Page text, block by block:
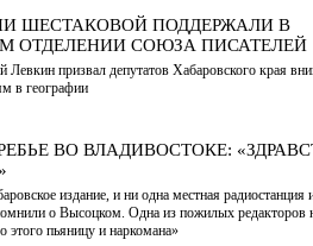
ШЕСТАКОВОЙ ПОДДЕРЖАЛИ В
ОТДЕЛЕНИИ СОЮЗА ПИСАТЕЛЕЙ
Левкин призвал депутатов Хабаровского края
в географии
ВО ВЛАДИВОСТОКЕ:
издание, и ни одна местная радиостанция
о Высоцком. Одна из пожилых редакторов
этого пьяницу и наркомана»